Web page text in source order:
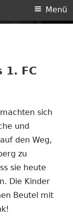
Menü
1. FC
sich
und
den Weg,
zu
sie heute
Die Kinder
Beutel mit